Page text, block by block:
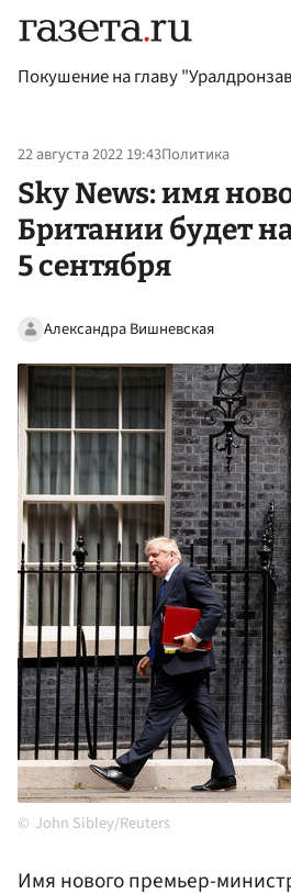
Покушение на главу
22 августа 2022 19:43Политика
Sky News: имя
Британии будет
5 сентября
Александра Вишневская
John Sibley/Reuters
Имя нового премьер-